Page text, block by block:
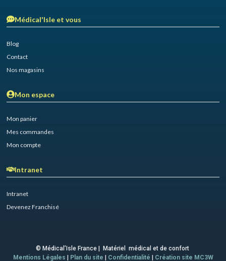
Médical'Isle et vous
Blog
Contact
Nos magasins
Mon espace
Mon panier
Mes commandes
Mon compte
Intranet
Intranet
Devenez Franchisé
© Médical’Isle France | Matériel médical et de confort
Mentions Légales | Plan du site | Confidentialité | Création site MC3W